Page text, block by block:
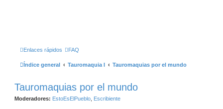
Enlaces rápidos FAQ
Índice general Tauromaquia I Tauromaquias por el mundo
Tauromaquias por el mundo
Moderadores: EstoEsElPueblo Escribiente